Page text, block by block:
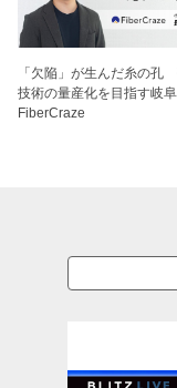
「欠陥」が生んだ糸の孔
技術の量産化を目指す岐
FiberCraze